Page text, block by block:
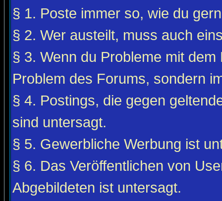
§ 1. Poste immer so, wie du
§ 2. Wer austeilt, muss auch
§ 3. Wenn du Probleme mit
Problem des Forums, sondern
§ 4. Postings, die gegen
sind untersagt.
§ 5. Gewerbliche Werbung ist
§ 6. Das Veröffentlichen von
Abgebildeten ist untersagt.